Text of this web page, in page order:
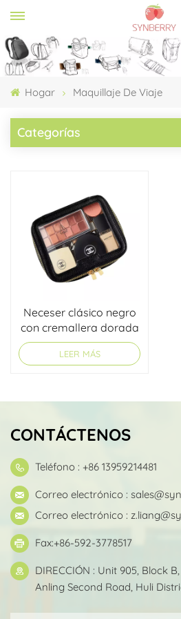
Hogar Maquillaje De Viaje
Categorías
Neceser clásico negro
con cremallera dorada
LEER MÁS
CONTÁCTENOS
Teléfono : +86 13959214481
Correo electrónico :
Correo electrónico :
Fax:+86-592-3778517
DIRECCIÓN : Unit 905, Block
Anling Second Road, Huli